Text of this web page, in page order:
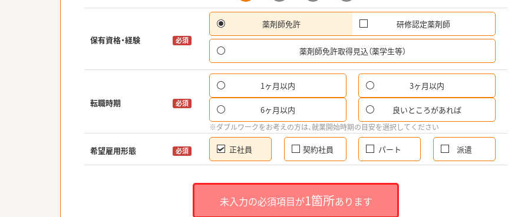
保有資格・経験 必須
薬剤師免許 研修認定薬剤師
薬剤師免許取得見込（薬学生等）
転職時期 必須
1ヶ月以内 3ヶ月以内
6ヶ月以内 良いところがあれば
※ダブルワークをお考えの方は、就業開始時期の目安を選択してください
希望雇用形態 必須 正社員 契約社員 パート 派遣
未入力の必須項目が1箇所あります